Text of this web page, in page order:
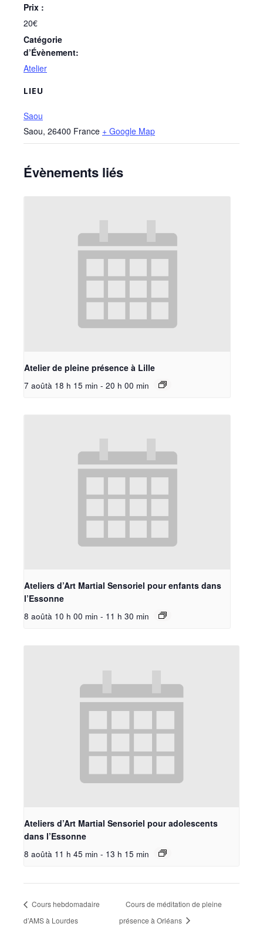
Prix :
20€
Catégorie
d’Évènement:
Atelier
LIEU
Saou
Saou, 26400 France + Google Map
Évènements liés
Atelier de pleine présence à Lille
7 aoûtà 18 h 15 min - 20 h 00 min
Ateliers d’Art Martial Sensoriel pour enfants dans
l’Essonne
8 aoûtà 10 h 00 min - 11 h 30 min
Ateliers d’Art Martial Sensoriel pour adolescents
dans l’Essonne
8 aoûtà 11 h 45 min - 13 h 15 min
Cours hebdomadaire
d’AMS à Lourdes
Cours de méditation de pleine
présence à Orléans